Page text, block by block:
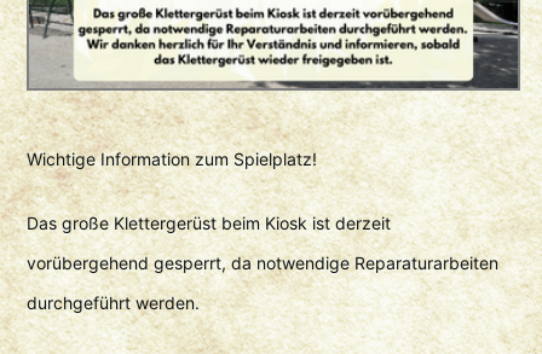
Wichtige Information zum Spielplatz!
Das große Klettergerüst beim Kiosk ist derzeit
vorübergehend gesperrt, da notwendige Reparaturarbeiten
durchgeführt werden.